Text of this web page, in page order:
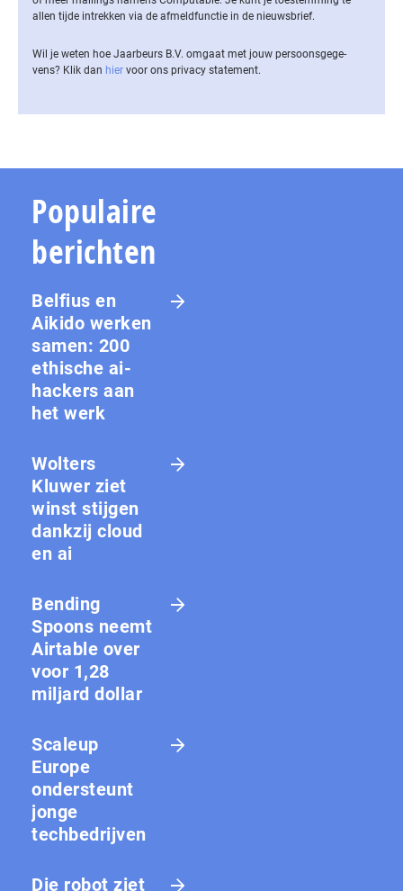
allen tijde intrekken via de af­meld­func­tie in de nieuwsbrief.
Wil je weten hoe Jaarbeurs B.V. omgaat met jouw per­soons­ge­ge­
vens? Klik dan hier voor ons privacy statement.
Populaire
berichten
Belfius en
Aikido werken
samen: 200
ethische ai-
hackers aan
het werk
Wolters
Kluwer ziet
winst stijgen
dankzij cloud
en ai
Bending
Spoons neemt
Airtable over
voor 1,28
miljard dollar
Scaleup
Europe
ondersteunt
jonge
techbedrijven
Die robot ziet